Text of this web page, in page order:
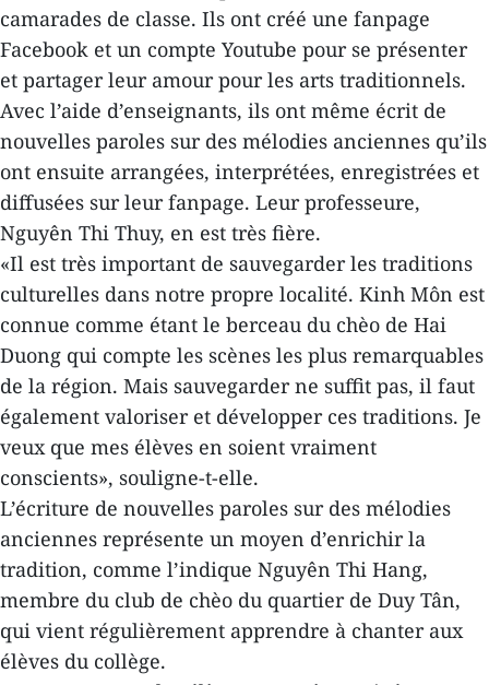
camarades de classe. Ils ont créé une fanpage
Facebook et un compte Youtube pour se présenter
et partager leur amour pour les arts traditionnels.
Avec l’aide d’enseignants, ils ont même écrit de
nouvelles paroles sur des mélodies anciennes qu’ils
ont ensuite arrangées, interprétées, enregistrées et
diffusées sur leur fanpage. Leur professeure,
Nguyên Thi Thuy, en est très fière.
«Il est très important de sauvegarder les traditions
culturelles dans notre propre localité. Kinh Môn est
connue comme étant le berceau du chèo de Hai
Duong qui compte les scènes les plus remarquables
de la région. Mais sauvegarder ne suffit pas, il faut
également valoriser et développer ces traditions. Je
veux que mes élèves en soient vraiment
conscients», souligne-t-elle.
L’écriture de nouvelles paroles sur des mélodies
anciennes représente un moyen d’enrichir la
tradition, comme l’indique Nguyên Thi Hang,
membre du club de chèo du quartier de Duy Tân,
qui vient régulièrement apprendre à chanter aux
élèves du collège.